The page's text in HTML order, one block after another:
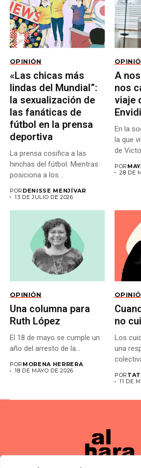
OPINIÓN
«Las chicas más
lindas del Mundial”:
la sexualización de
las fanáticas de
fútbol en la prensa
deportiva
La prensa cosifica a las
hinchas del fútbol. Mientras
posiciona a los...
POR DENISSE MENJÍVAR
13 DE JULIO DE 2026
A
nos
viaje
En la
la que
de
POR
28 DE
OPINIÓN
Una columna para
Ruth López
El 18 de mayo se cumple un
año del arresto de la...
POR MORENA HERRERA
18 DE MAYO DE 2026
no
Los
una
POR
11 DE